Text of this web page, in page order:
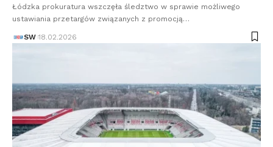
Łódzka prokuratura wszczęła śledztwo w sprawie możliwego
ustawiania przetargów związanych z promocją…
SW 18.02.2026